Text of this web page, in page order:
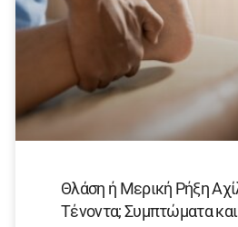
Θλάση ή Μερική Ρήξη
Τένοντα; Συμπτώματα